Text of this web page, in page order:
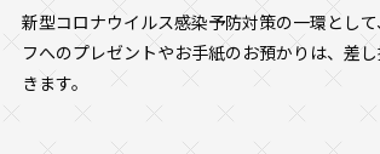
新型コロナウイルス感染予防対策の一環とし
フへのプレゼントやお手紙のお預かりは、差
きます。